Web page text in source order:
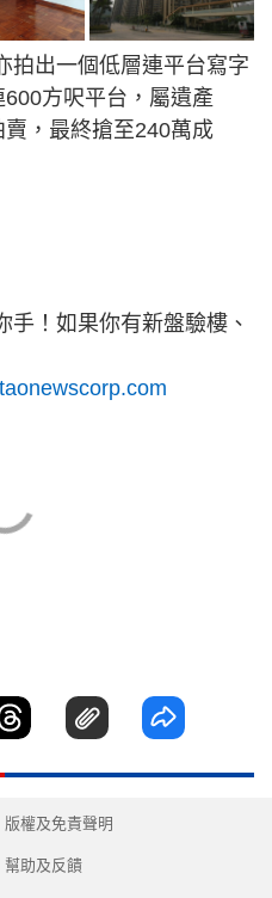
拍出一個低層連平台寫字
方呎平台，屬遺產
，最終搶至240萬成
手！如果你有新盤驗樓、
版權及免責聲明
幫助及反饋